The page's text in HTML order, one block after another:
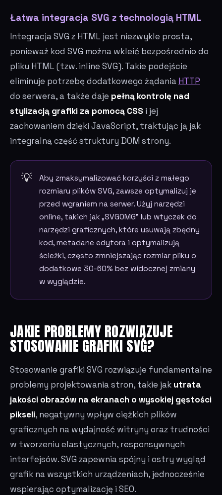
Łatwa integracja SVG z technologią HTML
Integracja SVG z HTML jest niezwykle prosta,
ponieważ kod SVG można wkleić bezpośrednio do
pliku HTML (tzw. inline SVG). Takie podejście
eliminuje potrzebę dodatkowego żądania HTTP
do serwera, a także daje pełną kontrolę nad
stylizacją grafiki za pomocą CSS i jej
zachowaniem dzięki JavaScript, traktując ją jak
integralną część struktury DOM strony.
Aby zmaksymalizować korzyści z małego
rozmiaru plików SVG, zawsze optymalizuj je
przed wgraniem na serwer. Użyj narzędzi
online, takich jak „SVGOMG” lub wtyczek do
narzędzi graficznych, które usuwają zbędny
kod, metadane edytora i optymalizują
ścieżki, często zmniejszając rozmiar pliku o
dodatkowe 30-60% bez widocznej zmiany
w wyglądzie.
JAKIE PROBLEMY ROZWIĄZUJE
STOSOWANIE GRAFIKI SVG?
Stosowanie grafiki SVG rozwiązuje fundamentalne
problemy projektowania stron, takie jak utrata
jakości obrazów na ekranach o wysokiej gęstości
pikseli, negatywny wpływ ciężkich plików
graficznych na wydajność witryny oraz trudności
w tworzeniu elastycznych, responsywnych
interfejsów. SVG zapewnia spójny i ostry wygląd
grafik na wszystkich urządzeniach, jednocześnie
wspierając optymalizację i SEO.